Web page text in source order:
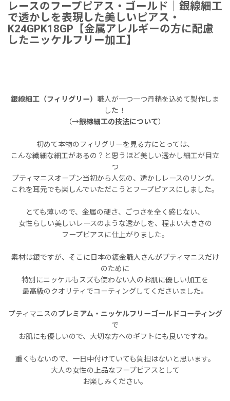
レースのフープピアス・ゴールド｜銀線細工
で透かしを表現した美しいピアス・
K24GPK18GP【金属アレルギーの方に配慮
したニッケルフリー加工】
銀線細工（フィリグリー） 職人が一つ一つ丹精を込めて製作しま
した！
（→銀線細工の技法について）
初めて本物のフィリグリーを見る方にとっては、
こんな繊細な細工があるの？と思うほど美しい透かし細工が目立
つ
プティマニスオープン当初から人気の、透かしレースのリング。
これを耳元でも楽しんでいただこうとフープピアスにしました。
とても薄いので、金属の硬さ、ごつさを全く感じない、
女性らしい美しいレースのような透かしを、程よい大きさの
フープピアスに仕上がりました。
素材は銀ですが、そこに日本の鍍金職人さんがプティマニスだけ
のために
特別にニッケルもスズも使わない人のお肌に優しい加工を
最高級のクオリティでコーティングしてくださいました。
プティマニスのプレミアム・ニッケルフリーゴールドコーティング
で
お肌にも優しいので、大切な方へのギフトにも良いですね。
重くもないので、一日中付けていても負担はないと思います。
大人の女性の上品なフープピアスとして
お楽しみください。